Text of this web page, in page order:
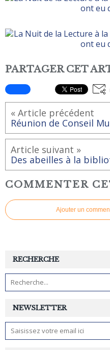
PARTAGER CET
« Article précédent
Article suivant »
Des abeilles à la
COMMENTER
Ajouter un
NEWSLETTER
RECHERCHE